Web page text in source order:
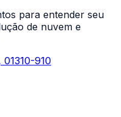
para entender seu
de nuvem e
910